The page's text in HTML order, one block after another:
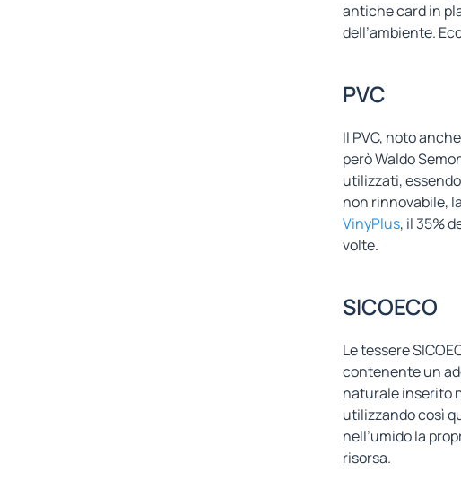
antiche card in
dell’ambiente.
PVC
Il PVC, noto
però Waldo
utilizzati,
non rinnovabile,
VinyPlus, il 35%
volte.
SICOECO
Le tessere
contenente un
naturale inserito
utilizzando così
nell’umido la
risorsa.